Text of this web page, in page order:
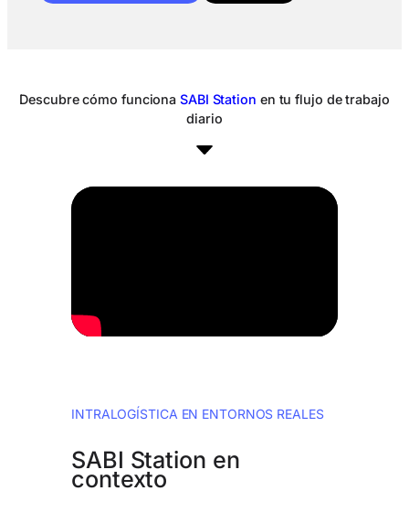
Descubre cómo funcionaSABI Station en tu flujo de trabajo
diario
INTRALOGÍSTICA EN ENTORNOS REALES
SABI Station en
contexto